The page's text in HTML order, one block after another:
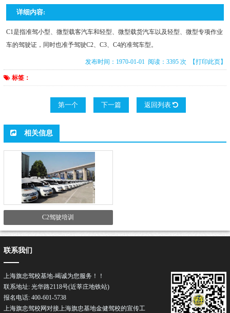
详细内容:
C1是指准驾小型、微型载客汽车和轻型、微型载货汽车以及轻型、微型专项作业
车的驾驶证，同时也准予驾驶C2、C3、C4的准驾车型。
发布时间：1970-01-01 阅读：3395 次 【打印此页】
标签：
第一个 下一篇 返回列表
相关信息
C2驾驶培训
联系我们
上海旗忠驾校基地-竭诚为您服务！！
联系地址: 光华路2118号(近莘庄地铁站)
报名电话: 400-601-5738
上海旗忠驾校网对接上海旗忠基地金健驾校的宣传工